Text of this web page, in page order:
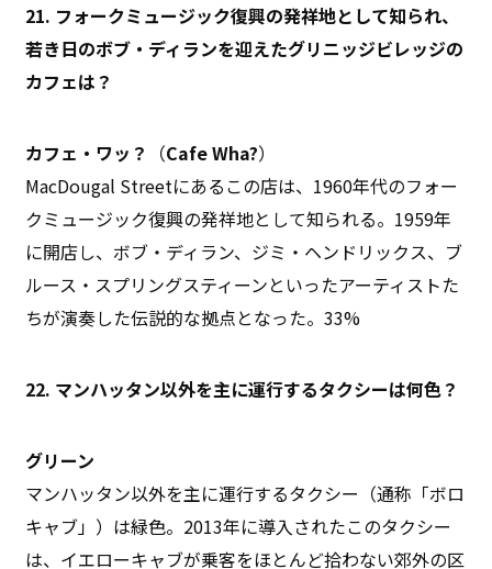
21. フォークミュージック復興の発祥地として知られ、
若き日のボブ・ディランを迎えたグリニッジビレッジの
カフェは？
カフェ・ワッ？ （Cafe Wha?）
MacDougal Streetにあるこの店は、1960年代のフォー
クミュージック復興の発祥地として知られる。1959年
に開店し、ボブ・ディラン、ジミ・ヘンドリックス、ブ
ルース・スプリングスティーンといったアーティストた
ちが演奏した伝説的な拠点となった。33%
22. マンハッタン以外を主に運行するタクシーは何色？
グリーン
マンハッタン以外を主に運行するタクシー（通称「ボロ
キャブ」）は緑色。2013年に導入されたこのタクシー
は、イエローキャブが乗客をほとんど拾わない郊外の区